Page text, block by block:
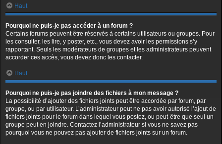
Haut
Pourquoi ne puis-je pas accéder à un forum ?
Certains forums peuvent être réservés à certains utilisateurs ou groupes. Pour
les consulter, les lire, y poster, etc., vous devez avoir les permissions s’y
rapportant. Seuls les modérateurs de groupes et les administrateurs peuvent
accorder ces accès, vous devez donc les contacter.
Haut
Pourquoi ne puis-je pas joindre des fichiers à mon message ?
La possibilité d’ajouter des fichiers joints peut être accordée par forum, par
groupe, ou par utilisateur. L’administrateur peut ne pas avoir autorisé l’ajout de
fichiers joints pour le forum dans lequel vous postez, ou peut-être que seul un
groupe peut en joindre. Contactez l’administrateur si vous ne savez pas
pourquoi vous ne pouvez pas ajouter de fichiers joints sur un forum.